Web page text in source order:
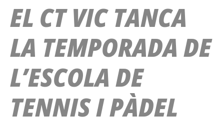
EL CT VIC TANCA
LA TEMPORADA DE
L’ESCOLA DE
TENNIS I PÀDEL